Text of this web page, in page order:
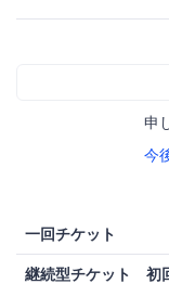
申
今
一回チケット
継続型チケット 初